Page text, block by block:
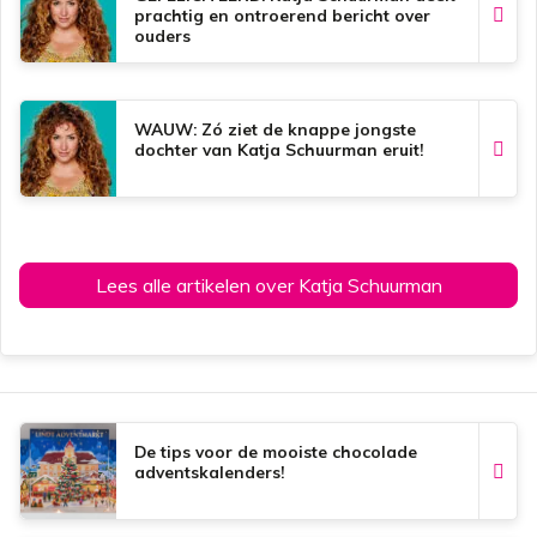
t
prachtig en ontroerend bericht over
ouders
WAUW: Zó ziet de knappe jongste
dochter van Katja Schuurman eruit!
Lees alle artikelen over Katja Schuurman
De tips voor de mooiste chocolade
adventskalenders!